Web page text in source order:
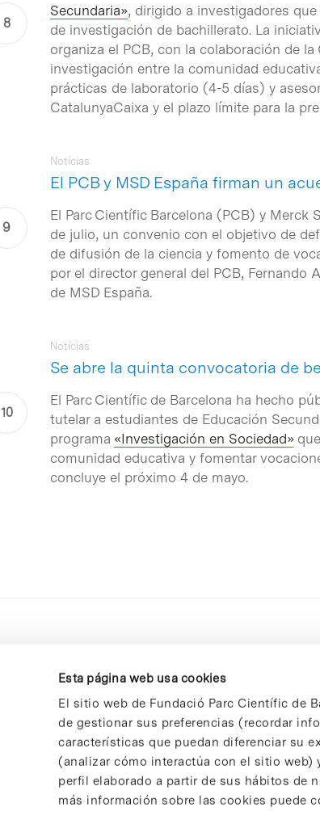
Esta página web usa cookies
El sitio web de Fundació Parc Científic de
de gestionar sus preferencias (recordar
características que puedan diferenciar su
(analizar cómo interactúa con el sitio web)
perfil elaborado a partir de sus hábitos de
más información sobre las cookies puede
Secundaria», dirigido a investigadores
de investigación de bachillerato. La
organiza el PCB, con la colaboración de
investigación entre la comunidad
prácticas de laboratorio (4-5 días) y
CatalunyaCaixa y el plazo límite para la
El PCB y MSD España firman un
Notícias
El Parc Científic Barcelona (PCB) y Merck
de julio, un convenio con el objetivo de
de difusión de la ciencia y fomento de
por el director general del PCB, Fernando
de MSD España.
Se abre la quinta convocatoria de
Notícias
El Parc Científic de Barcelona ha hecho
tutelar a estudiantes de Educación
programa «Investigación en Sociedad»
comunidad educativa y fomentar
concluye el próximo 4 de mayo.
4-12 i 15